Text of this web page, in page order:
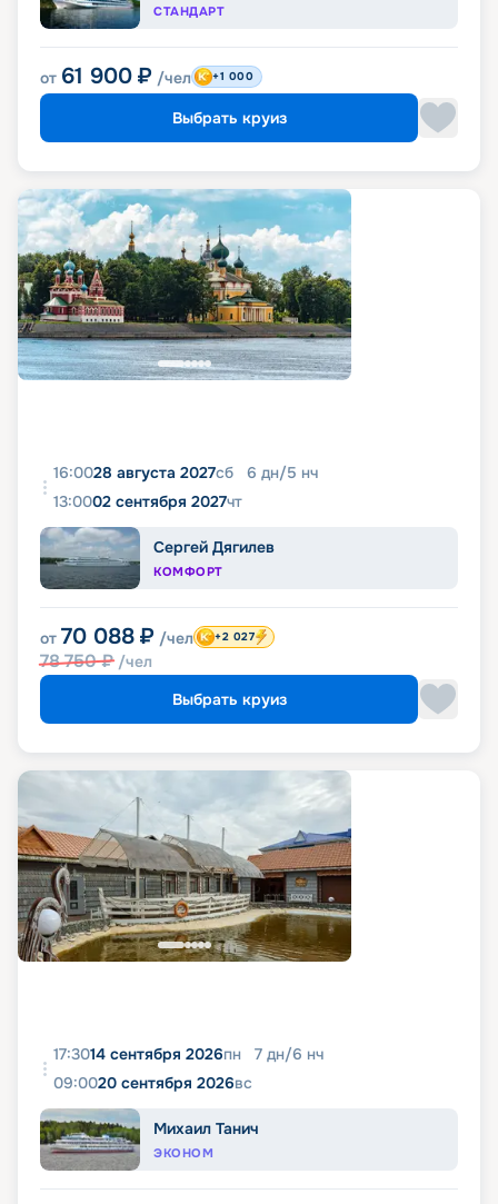
СТАНДАРТ
от 61 900 ₽ /чел +1 000
Выбрать круиз
16:0028 августа 2027сб 6 дн/5 нч
13:0002 сентября 2027чт
Сергей Дягилев
КОМФОРТ
от 70 088 ₽ /чел
78 750₽ /чел
+2 027
Выбрать круиз
17:3014 сентября 2026пн 7 дн/6 нч
09:0020 сентября 2026вс
Михаил Танич
ЭКОНОМ